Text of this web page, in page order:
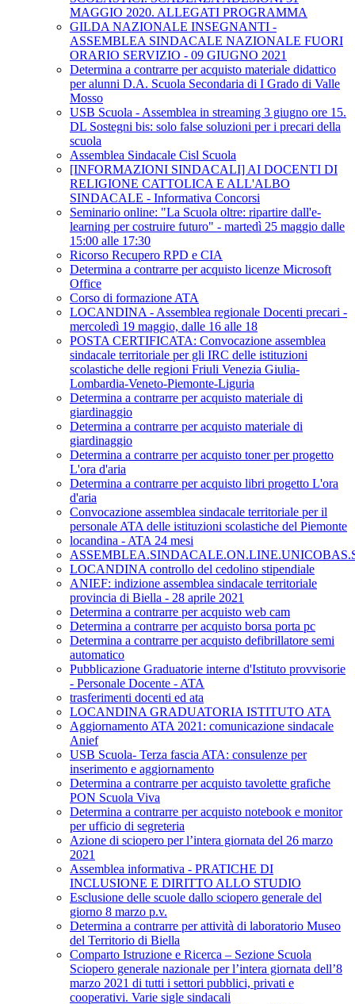
MAGGIO 2020. ALLEGATI PROGRAMMA
GILDA NAZIONALE INSEGNANTI -
ASSEMBLEA SINDACALE NAZIONALE FUORI
ORARIO SERVIZIO - 09 GIUGNO 2021
Determina a contrarre per acquisto materiale didattico
per alunni D.A. Scuola Secondaria di I Grado di Valle
Mosso
USB Scuola - Assemblea in streaming 3 giugno ore 15.
DL Sostegni bis: solo false soluzioni per i precari della
scuola
Assemblea Sindacale Cisl Scuola
[INFORMAZIONI SINDACALI] AI DOCENTI DI
RELIGIONE CATTOLICA E ALL'ALBO
SINDACALE - Informativa Concorsi
Seminario online: "La Scuola oltre: ripartire dall'e-
learning per costruire futuro" - martedì 25 maggio dalle
15:00 alle 17:30
Ricorso Recupero RPD e CIA
Determina a contrarre per acquisto licenze Microsoft
Office
Corso di formazione ATA
LOCANDINA - Assemblea regionale Docenti precari -
mercoledì 19 maggio, dalle 16 alle 18
POSTA CERTIFICATA: Convocazione assemblea
sindacale territoriale per gli IRC delle istituzioni
scolastiche delle regioni Friuli Venezia Giulia-
Lombardia-Veneto-Piemonte-Liguria
Determina a contrarre per acquisto materiale di
giardinaggio
Determina a contrarre per acquisto materiale di
giardinaggio
Determina a contrarre per acquisto toner per progetto
L'ora d'aria
Determina a contrarre per acquisto libri progetto L'ora
d'aria
Convocazione assemblea sindacale territoriale per il
personale ATA delle istituzioni scolastiche del Piemonte
locandina - ATA 24 mesi
LOCANDINA controllo del cedolino stipendiale
ANIEF: indizione assemblea sindacale territoriale
provincia di Biella - 28 aprile 2021
Determina a contrarre per acquisto web cam
Determina a contrarre per acquisto borsa porta pc
Determina a contrarre per acquisto defibrillatore semi
automatico
Pubblicazione Graduatorie interne d'Istituto provvisorie
- Personale Docente - ATA
trasferimenti docenti ed ata
LOCANDINA GRADUATORIA ISTITUTO ATA
Aggiornamento ATA 2021: comunicazione sindacale
Anief
USB Scuola- Terza fascia ATA: consulenze per
inserimento e aggiornamento
Determina a contrarre per acquisto tavolette grafiche
PON Scuola Viva
Determina a contrarre per acquisto notebook e monitor
per ufficio di segreteria
Azione di sciopero per l’intera giornata del 26 marzo
2021
Assemblea informativa - PRATICHE DI
INCLUSIONE E DIRITTO ALLO STUDIO
Esclusione delle scuole dallo sciopero generale del
giorno 8 marzo p.v.
Determina a contrarre per attività di laboratorio Museo
del Territorio di Biella
Comparto Istruzione e Ricerca – Sezione Scuola
Sciopero generale nazionale per l’intera giornata dell’8
marzo 2021 di tutti i settori pubblici, privati e
cooperativi. Varie sigle sindacali